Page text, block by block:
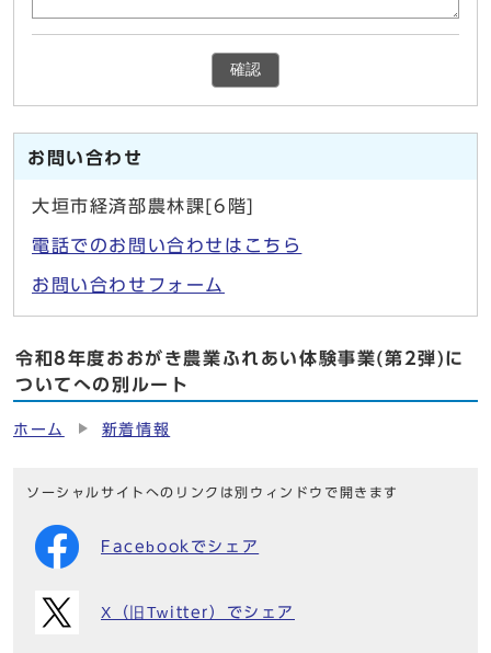
確認
お問い合わせ
大垣市経済部農林課[6階]
電話でのお問い合わせはこちら
お問い合わせフォーム
令和8年度おおがき農業ふれあい体験事業(第2弾)に
ついてへの別ルート
ホーム 新着情報
ソーシャルサイトへのリンクは別ウィンドウで開きます
Facebookでシェア
X（旧Twitter）でシェア